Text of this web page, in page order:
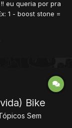
eu queria por pra
1 - boost stone =
mais por caso
Bike
Sem